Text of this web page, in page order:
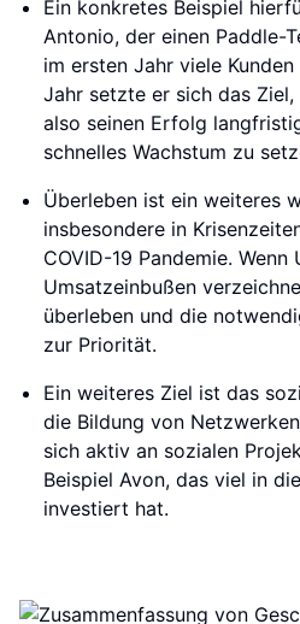
Ein konkretes Beispiel
Antonio, der einen Paddle-
im ersten Jahr viele
Jahr setzte er sich das
also seinen Erfolg
schnelles Wachstum zu
Überleben ist ein weiteres
insbesondere in
COVID-19 Pandemie. Wenn
Umsatzeinbußen
überleben und die
zur Priorität.
Ein weiteres Ziel ist das
die Bildung von
sich aktiv an sozialen
Beispiel Avon, das viel in
investiert hat.